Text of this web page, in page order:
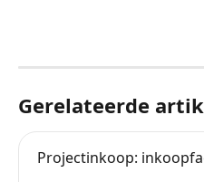
Gerelateerde
Projectinkoop: